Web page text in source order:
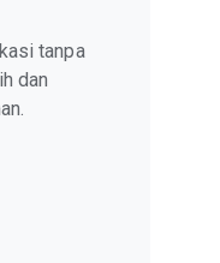
tanpa
dan